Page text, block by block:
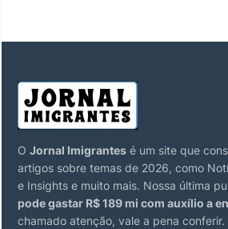
O Jornal Imigrantes é um site que
artigos sobre temas de 2026, como
e Insights e muito mais. Nossa última
pode gastar R$ 189 mi com auxílio a
chamado atenção, vale a pena conferir.